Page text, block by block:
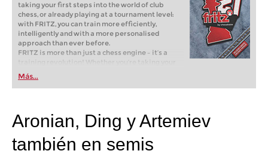
taking your first steps into the world of club
chess, or already playing at a tournament level:
with FRITZ, you can train more efficiently,
intelligently and with a more personalised
approach than ever before.
FRITZ is more than just a chess engine – it’s a
training revolution! Whether you’re taking your
first steps into the world of club chess, or already
playing at a tournament level: with FRITZ, you can
train more efficiently, intelligently and with a
Más...
Aronian, Ding y Artemiev
también en semis